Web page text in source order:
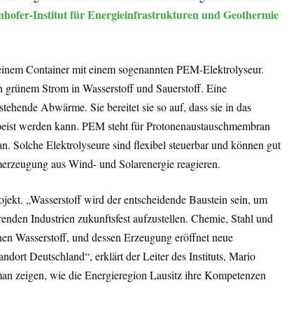
Institut für Energieinfrastrukturen und Geothermie
Container mit einem sogenannten PEM-Elektrolyseur.
grünem Strom in Wasserstoff und Sauerstoff. Eine
Abwärme. Sie bereitet sie so auf, dass sie in das
werden kann. PEM steht für Protonenaustauschmembran
Solche Elektrolyseure sind flexibel steuerbar und können gut
aus Wind- und Solarenergie reagieren.
„Wasserstoff wird der entscheidende Baustein sein, um
Industrien zukunftsfest aufzustellen. Chemie, Stahl und
Wasserstoff, und dessen Erzeugung eröffnet neue
Deutschland“, erklärt der Leiter des Instituts, Mario
zeigen, wie die Energieregion Lausitz ihre Kompetenzen